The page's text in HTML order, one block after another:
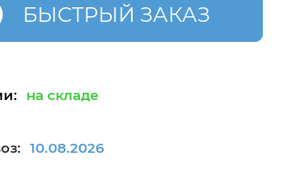
БЫСТРЫЙ ЗАКАЗ
10.08.2026
на складе